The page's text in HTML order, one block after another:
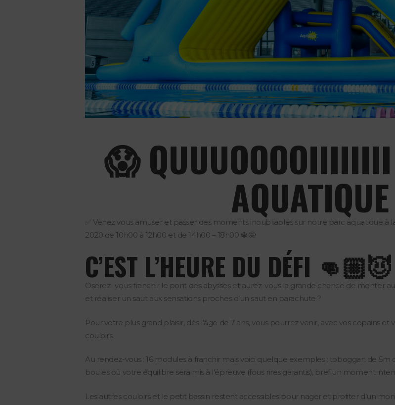
😱
✅ Venez vous amuser et passer des moments inoubliables sur notre parc aquatique à
2020 de 10h00 à 12h00 et de 14h00 – 18h00 🔱🤩.
C’EST L’HEURE DU DÉFI 👊🏼😈
Oserez- vous franchir le pont des abysses et aurez-vous la grande chance de monter
et réaliser un saut aux sensations proches d’un saut en parachute ?
Pour votre plus grand plaisir, dès l’âge de 7 ans, vous pourrez venir, avec vos copains
couloirs.
Au rendez-vous : 16 modules à franchir mais voici quelque exemples : toboggan de
boules où votre équilibre sera mis à l’épreuve (fous rires garantis), bref un moment
Les autres couloirs et le petit bassin restent accessibles pour nager et profiter d’un